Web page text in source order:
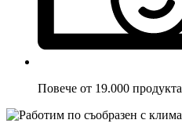
Повече от 19.000 продукта